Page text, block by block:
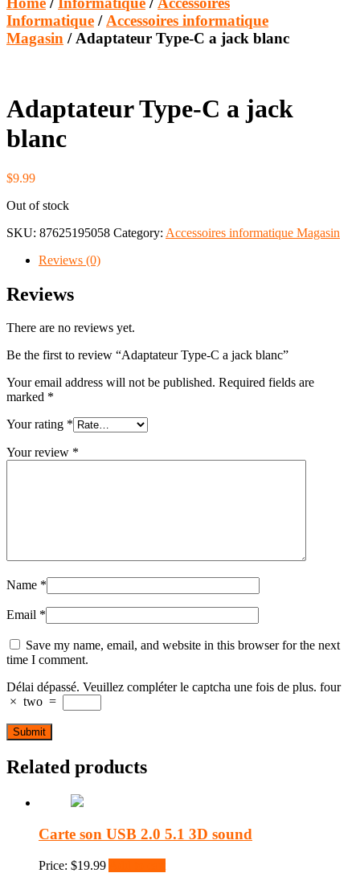
Informatique / Accessoires informatique
Magasin / Adaptateur Type-C a jack blanc
Adaptateur Type-C a jack
blanc
$9.99
Out of stock
SKU: 87625195058 Category: Accessoires informatique Magasin
Reviews (0)
Reviews
There are no reviews yet.
Be the first to review “Adaptateur Type-C a jack blanc”
Your email address will not be published. Required fields are
marked *
Your rating *
Your review *
Name *
Email *
Save my name, email, and website in this browser for the next
time I comment.
Délai dépassé. Veuillez compléter le captcha une fois de plus. four
× two =
Related products
Carte son USB 2.0 5.1 3D sound
Price: $19.99